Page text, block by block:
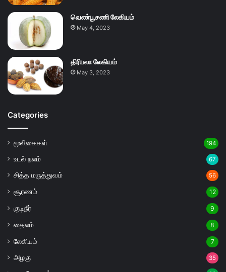
வெண்பூசணி லேகியம்
May 4, 2023
திரிபலா லேகியம்
May 3, 2023
Categories
மூலிகைகள் 194
உடல் நலம் 67
சித்த மருத்துவம் 56
சூரணம் 12
குடிநீர் 9
தைலம் 8
லேகியம் 7
அழகு 35